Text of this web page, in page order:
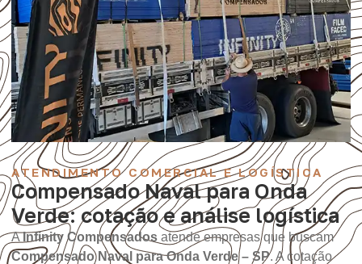
ATENDIMENTO COMERCIAL E LOGÍSTICA
Compensado Naval para Onda
Verde: cotação e análise logística
AInfinity Compensados atende empresas que buscam
Compensado Naval para Onda Verde – SP. A cotação